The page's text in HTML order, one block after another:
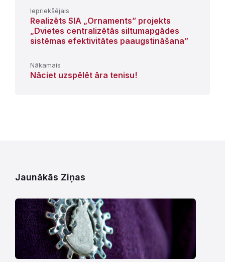
Iepriekšējais
Realizēts SIA „Ornaments” projekts
„Dvietes centralizētās siltumapgādes
sistēmas efektivitātes paaugstināšana”
Nākamais
Nāciet uzspēlēt āra tenisu!
Jaunākās Ziņas